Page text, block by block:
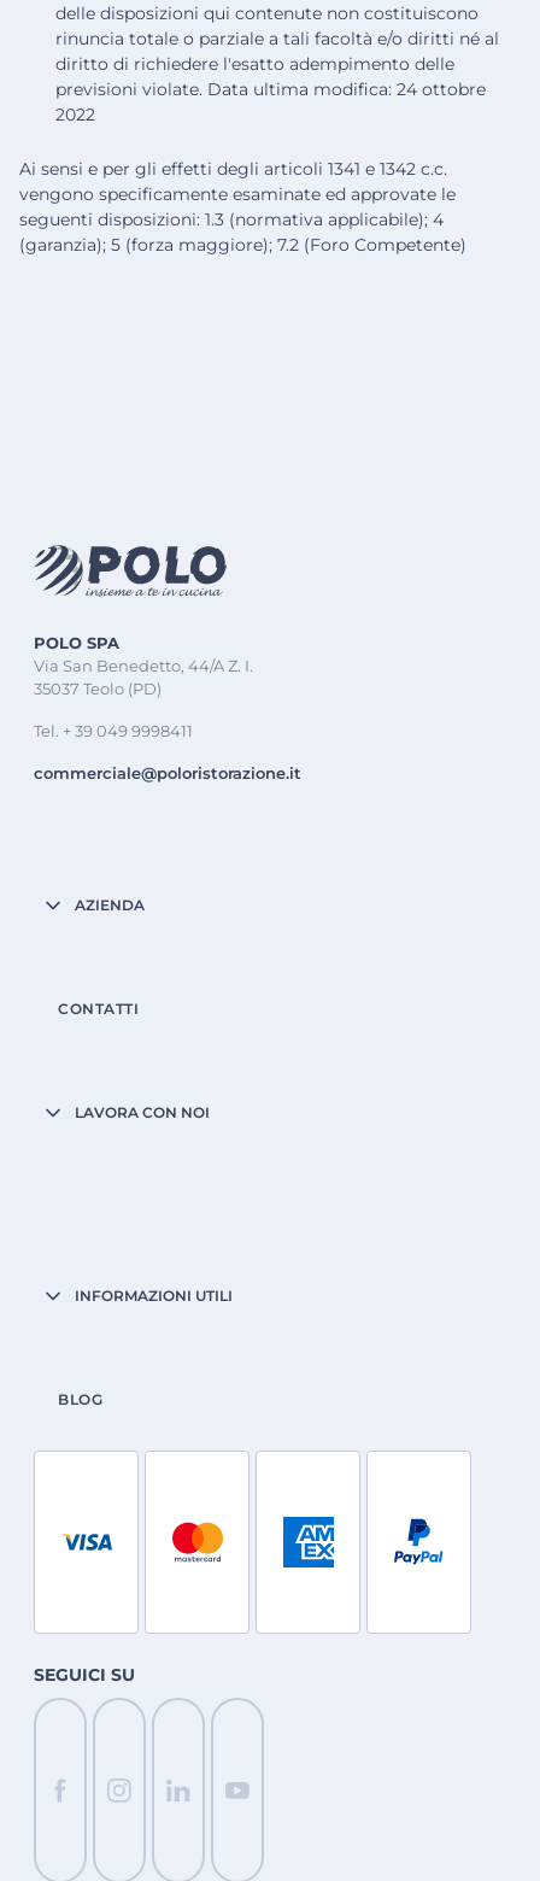
delle disposizioni qui contenute non costituiscono
rinuncia totale o parziale a tali facoltà e/o diritti né al
diritto di richiedere l'esatto adempimento delle
previsioni violate. Data ultima modifica: 24 ottobre
2022
Ai sensi e per gli effetti degli articoli 1341 e 1342 c.c.
vengono specificamente esaminate ed approvate le
seguenti disposizioni: 1.3 (normativa applicabile); 4
(garanzia); 5 (forza maggiore); 7.2 (Foro Competente)
POLO SPA
Via San Benedetto, 44/A Z. I.
35037 Teolo (PD)
Tel. + 39 049 9998411
commerciale@poloristorazione.it
AZIENDA
CONTATTI
LAVORA CON NOI
INFORMAZIONI UTILI
BLOG
SEGUICI SU